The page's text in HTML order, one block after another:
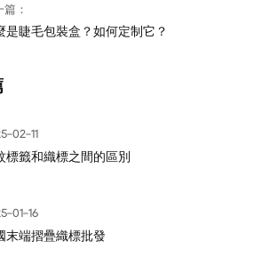
篇：
是睫毛包裝盒？如何定制它？
02-11
標籤和織標之間的區別
01-16
末端摺疊織標批發